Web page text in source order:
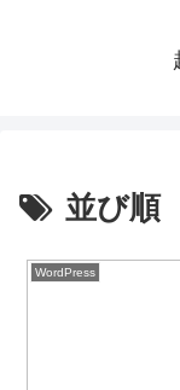
並び順
WordPress